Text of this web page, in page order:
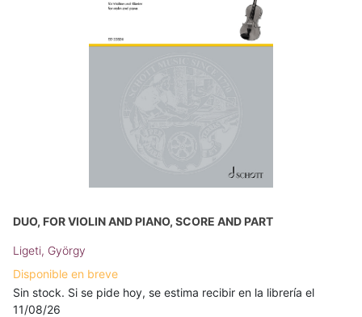
DUO, FOR VIOLIN AND PIANO, SCORE AND PART
Ligeti, György
Disponible en breve
Sin stock. Si se pide hoy, se estima recibir en la librería el
11/08/26